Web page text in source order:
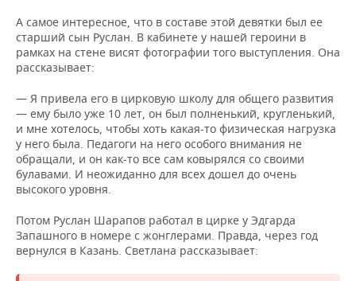
А самое интересное, что в составе этой девятки был ее
старший сын Руслан. В кабинете у нашей героини в
рамках на стене висят фотографии того выступления. Она
рассказывает:
— Я привела его в цирковую школу для общего развития
— ему было уже 10 лет, он был полненький, кругленький,
и мне хотелось, чтобы хоть какая-то физическая нагрузка
у него была. Педагоги на него особого внимания не
обращали, и он как-то все сам ковырялся со своими
булавами. И неожиданно для всех дошел до очень
высокого уровня.
Потом Руслан Шарапов работал в цирке у Эдгарда
Запашного в номере с жонглерами. Правда, через год
вернулся в Казань. Светлана рассказывает: